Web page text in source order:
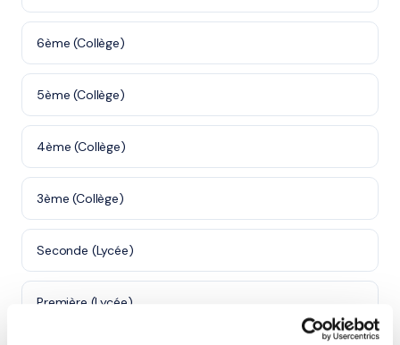
6ème (Collège)
5ème (Collège)
4ème (Collège)
3ème (Collège)
Seconde (Lycée)
Première (Lycée)